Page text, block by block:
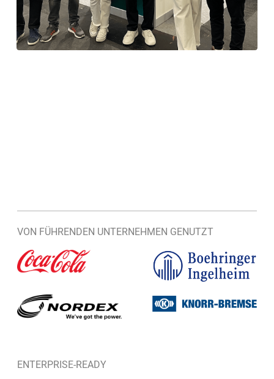
VON FÜHRENDEN UNTERNEHMEN GENUTZT
ENTERPRISE-READY